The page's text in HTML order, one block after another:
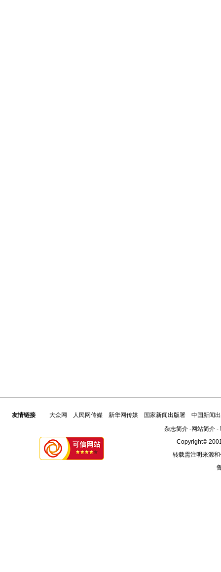
友情链接 大众网 人民网传媒 新华网传媒 国家新闻出版署
中国新闻
杂志简介-网站简介-
Copyright©
转载需注明来源